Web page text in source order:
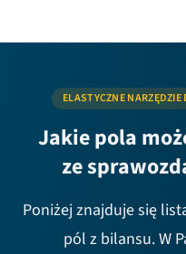
ELASTYCZNE
Jakie pola
ze
Poniżej znajduje się
pól z bilansu. W